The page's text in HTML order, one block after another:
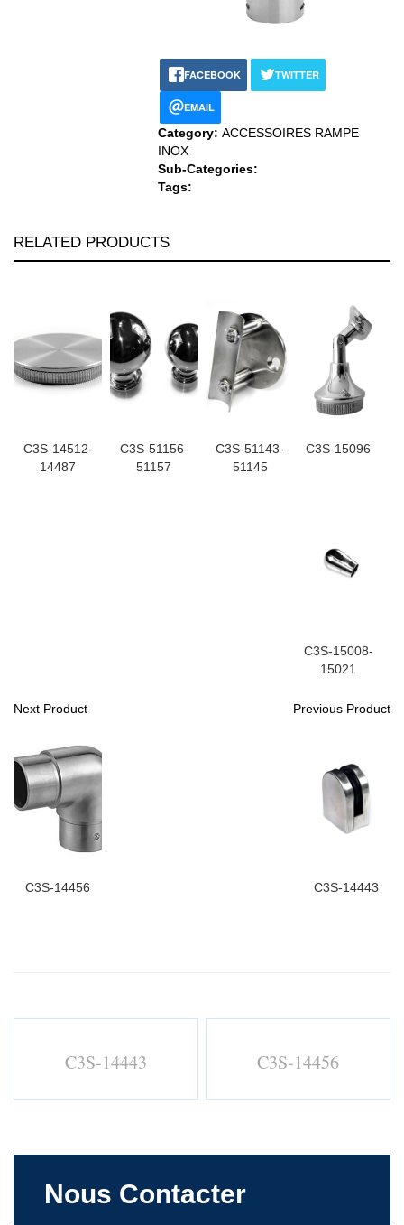
FACEBOOK TWITTER
EMAIL
Category: ACCESSOIRES RAMPE
INOX
Sub-Categories:
Tags:
RELATED PRODUCTS
C3S-14512-
14487
C3S-51156-
51157
C3S-51143-
51145
C3S-15096
C3S-15008-
15021
Next Product
C3S-14456
Previous Product
C3S-14443
C3S-14443 C3S-14456
Nous Contacter